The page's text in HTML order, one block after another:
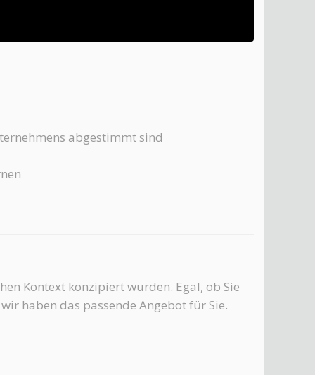
abgestimmt sind
Kontext konzipiert wurden. Egal, ob Sie
haben das passende Angebot für Sie.